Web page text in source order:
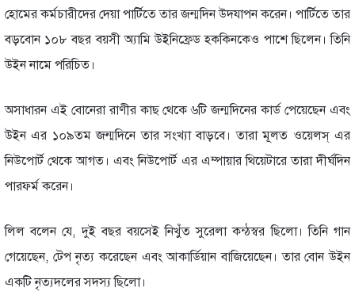
হো‌মের কর্মচারী‌দের দেয়া পা‌র্টি‌তে তার জন্ম‌দিন উদযাপন ক‌রেন। পা‌র্টি‌তে তার
বড়‌বোন ১০৮ বছর বয়সী অ্যা‌মি উইনিফ্রেড হক‌কিন‌কেও পা‌শে ছি‌লেন। তি‌নি
উইন না‌মে প‌রি‌চিত।
অসাধারন এই বো‌নেরা রাণীর কাছ থে‌কে ৬টি জন্ম‌দি‌নের কার্ড পে‌য়ে‌ছেন এবং
উইন এর ১০৯তম জন্ম‌দি‌নে তার সংখ্যা বাড়‌বে। তারা মূলত ও‌য়েলস্ এর
নিউ‌পোর্ট থে‌কে আগত। এবং নিউ‌পোর্ট এর এম্পায়ার থি‌য়েটা‌রে তারা দীর্ঘ‌দিন
পারফর্ম ক‌রেন।
‌লিল ব‌লেন যে, দুই বছর বয়‌সেই নিখুঁত সু‌রেলা কন্ঠস্বর ছি‌লো। তি‌নি গান
গে‌য়ে‌ছেন, টেপ নৃত্য ক‌রে‌ছেন এবং আকার্ডিয়ান বা‌জি‌য়ে‌ছেন। তার বোন উইন
এক‌টি নৃত্যদ‌লের সদস্য ছি‌লো।